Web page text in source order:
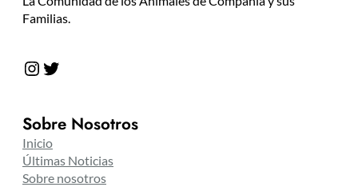
Familias.
Instagram Twitter
Sobre Nosotros
Inicio
Últimas Noticias
Sobre nosotros